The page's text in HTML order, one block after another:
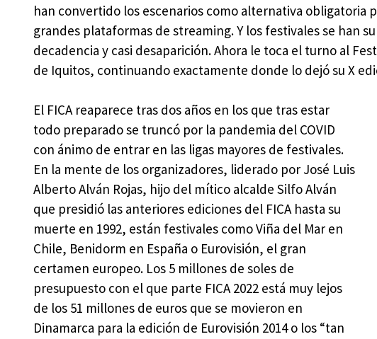
han convertido los escenarios como alternativa obligatoria
grandes plataformas de streaming. Y los festivales se han
decadencia y casi desaparición. Ahora le toca el turno al
de Iquitos, continuando exactamente donde lo dejó su X
El FICA reaparece tras dos años en los que tras estar
todo preparado se truncó por la pandemia del COVID
con ánimo de entrar en las ligas mayores de festivales.
En la mente de los organizadores, liderado por José Luis
Alberto Alván Rojas, hijo del mítico alcalde Silfo Alván
que presidió las anteriores ediciones del FICA hasta su
muerte en 1992, están festivales como Viña del Mar en
Chile, Benidorm en España o Eurovisión, el gran
certamen europeo. Los 5 millones de soles de
presupuesto con el que parte FICA 2022 está muy lejos
de los 51 millones de euros que se movieron en
Dinamarca para la edición de Eurovisión 2014 o los “tan